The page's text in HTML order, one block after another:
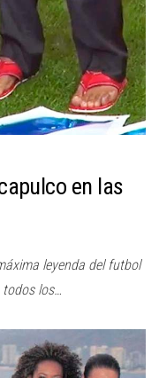
en las
leyenda del futbol
todos los…